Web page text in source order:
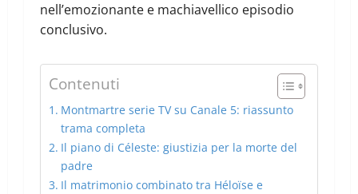
nell’emozionante e machiavellico episodio
conclusivo.
Contenuti
Montmartre serie TV su Canale 5: riassunto
trama completa
Il piano di Céleste: giustizia per la morte del
padre
Il matrimonio combinato tra Héloïse e